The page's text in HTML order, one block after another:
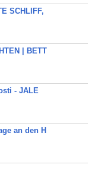
SCHLIFF,
| BETT
- JALE
an den H